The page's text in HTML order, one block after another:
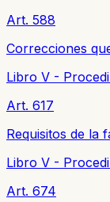
Art. 588
Correcciones
Libro V -
Art. 617
Requisitos de la
Libro V -
Art. 674